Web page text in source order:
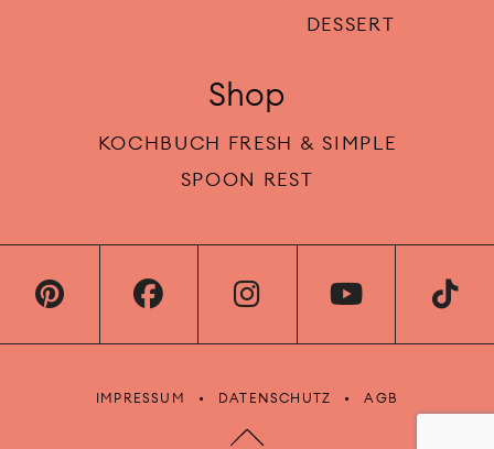
DESSERT
Shop
KOCHBUCH FRESH & SIMPLE
SPOON REST
IMPRESSUM DATENSCHUTZ AGB